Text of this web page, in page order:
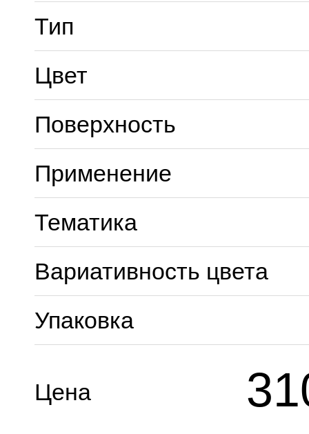
Тип
Цвет
Поверхность
Применение
Тематика
Вариативность цвета
Упаковка
Цена